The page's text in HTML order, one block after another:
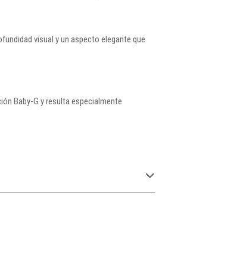
visual y un aspecto elegante que
Baby-G y resulta especialmente